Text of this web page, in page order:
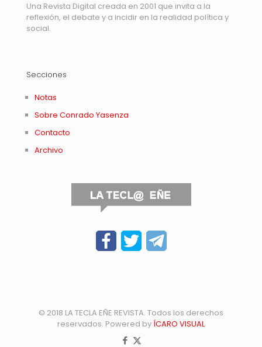
Una Revista Digital creada en 2001 que invita a la
reflexión, el debate y a incidir en la realidad política y
social.
Secciones
Notas
Sobre Conrado Yasenza
Contacto
Archivo
© 2018 LA TECLA EÑE REVISTA. Todos los derechos
reservados. Powered by ÍCARO VISUAL